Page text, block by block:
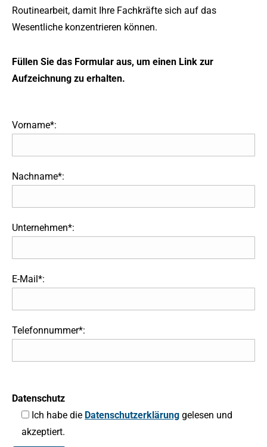
Routinearbeit, damit Ihre Fachkräfte sich auf das
Wesentliche konzentrieren können.
Füllen Sie das Formular aus, um einen Link zur
Aufzeichnung zu erhalten.
Vorname*:
Nachname*:
Unternehmen*:
E-Mail*:
Telefonnummer*:
Datenschutz
Ich habe die Datenschutzerklärung gelesen und
akzeptiert.